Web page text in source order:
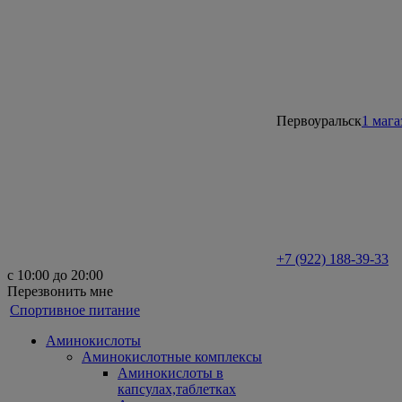
Первоуральск1
+7 (922) 188-39-33
с 10:00 до 20:00
Перезвонить мне
Спортивное питание
Аминокислоты
Аминокислотные комплексы
Аминокислоты в
капсулах,таблетках